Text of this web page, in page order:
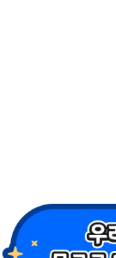
2.
예